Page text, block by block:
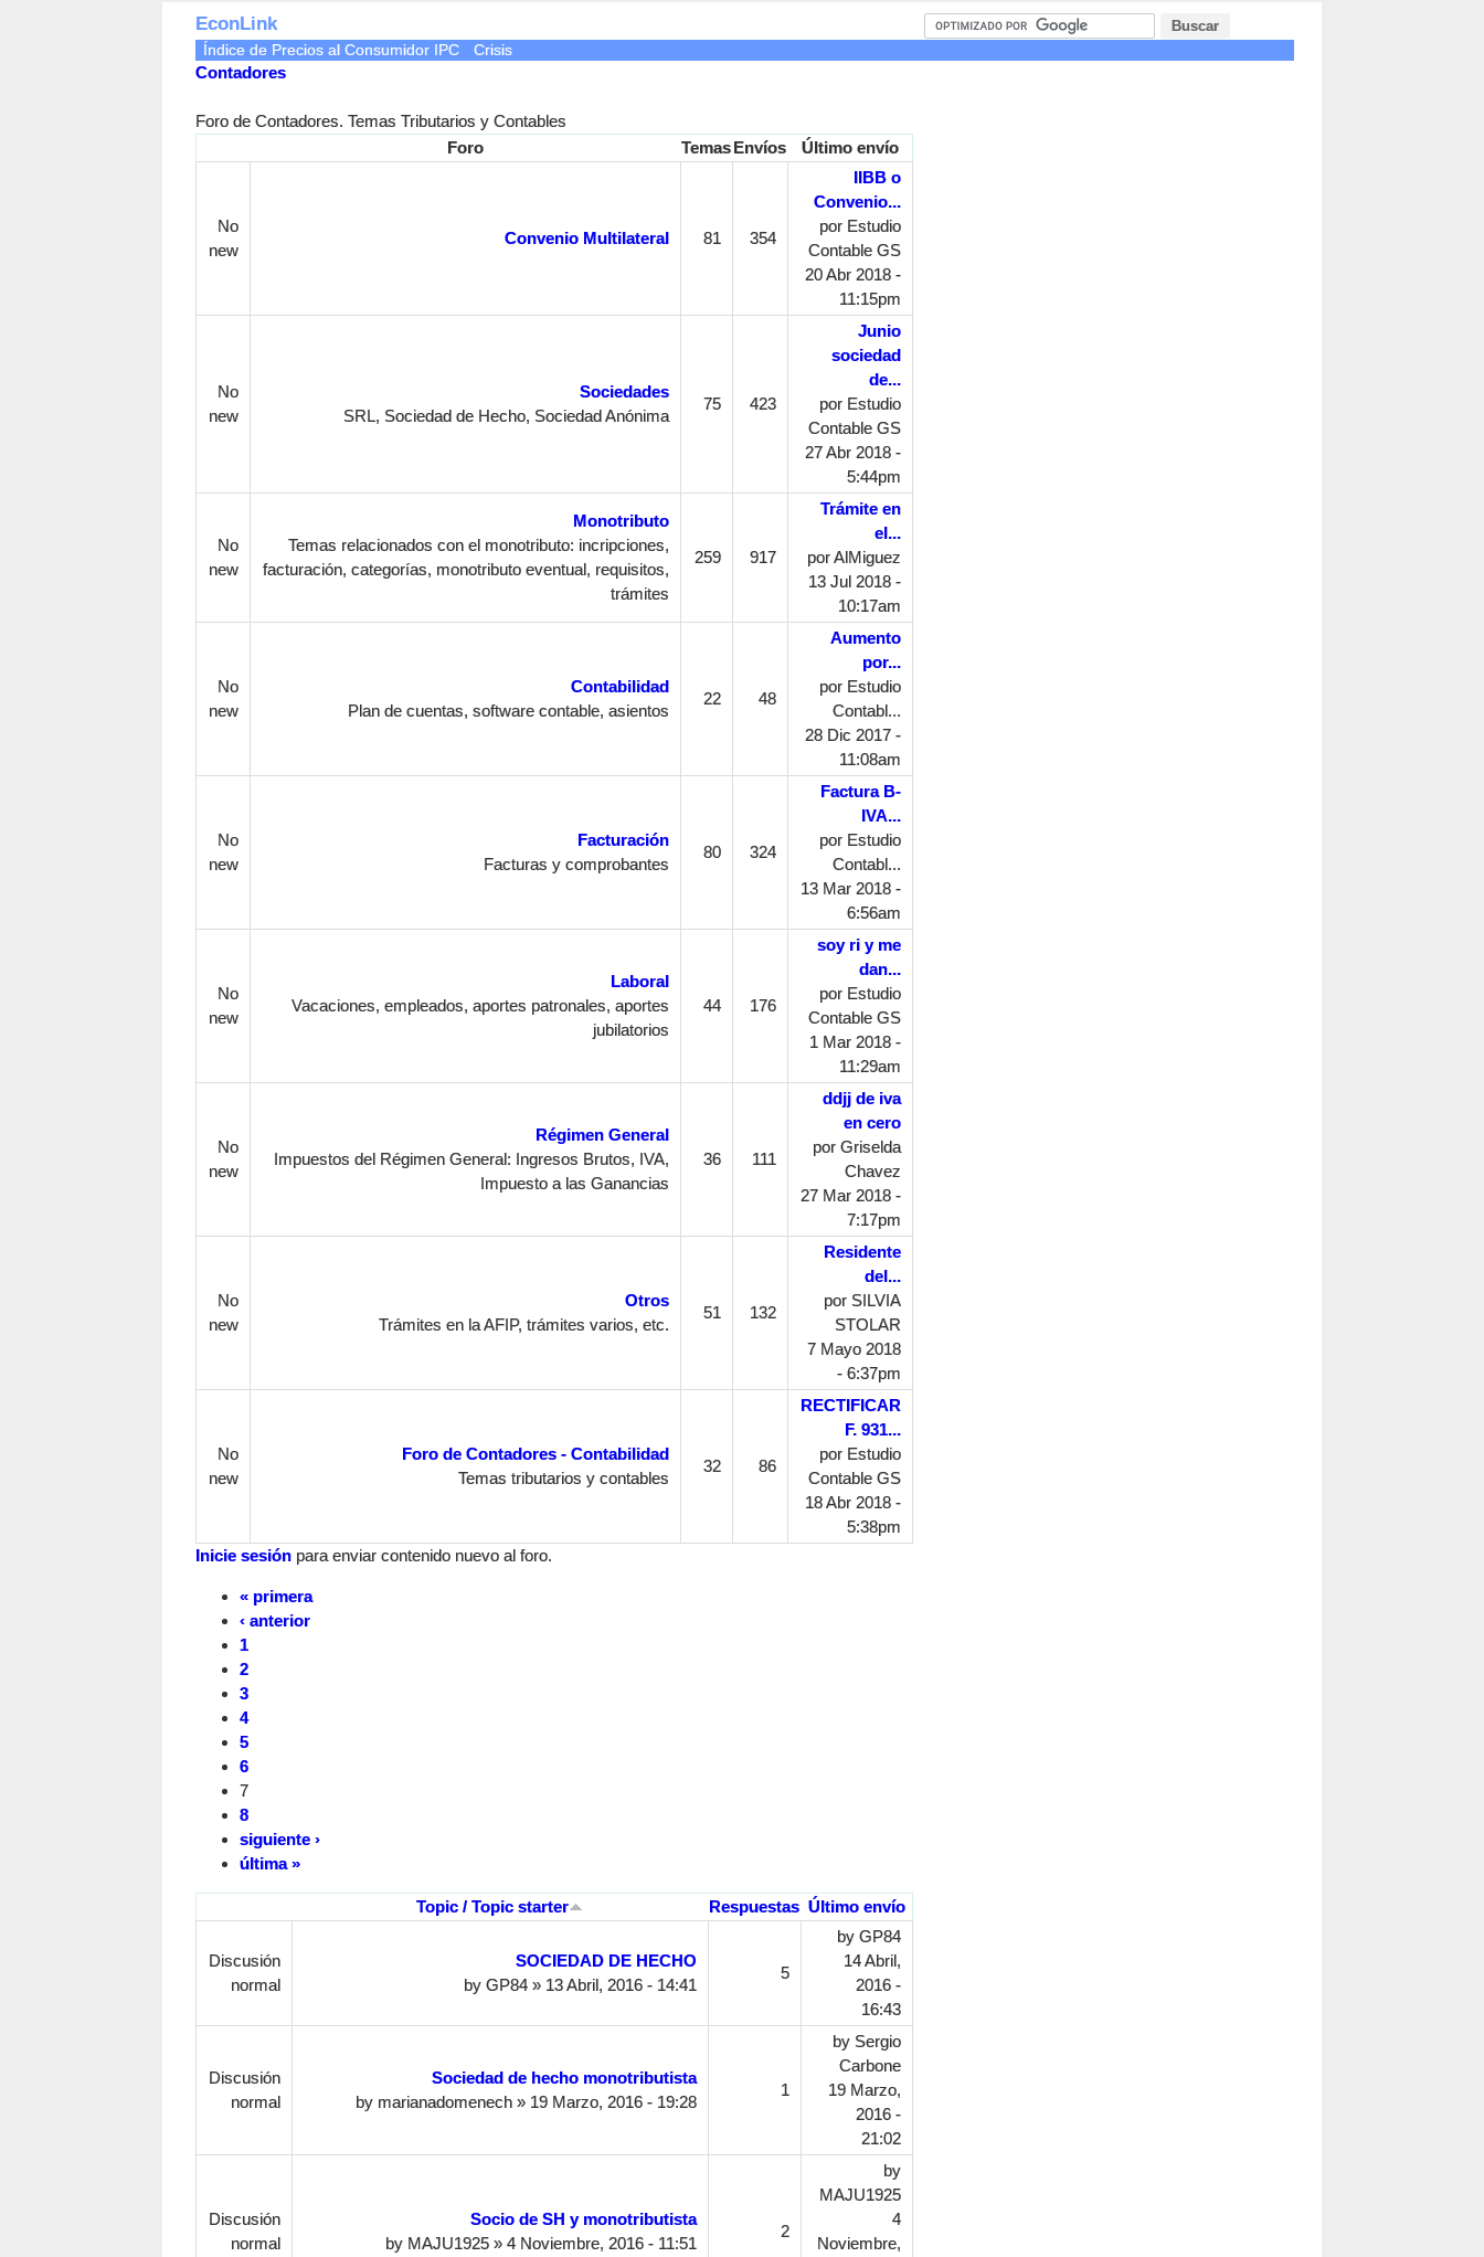
EconLink
Índice de Precios al Consumidor IPC Crisis
Contadores
Foro de Contadores. Temas Tributarios y Contables
Foro
TemasEnvíos Último envío
No
new
Convenio Multilateral 81 354
IIBB o
Convenio...
por Estudio
Contable GS
20 Abr 2018 -
11:15pm
No
new
Sociedades
SRL, Sociedad de Hecho, Sociedad Anónima
75 423
Junio
sociedad
de...
por Estudio
Contable GS
27 Abr 2018 -
5:44pm
No
new
Monotributo
Temas relacionados con el monotributo: incripciones,
facturación, categorías, monotributo eventual, requisitos,
trámites
259 917
Trámite en
el...
porAlMiguez
13 Jul 2018 -
10:17am
No
new
Contabilidad
Plan de cuentas, software contable, asientos
22 48
Aumento
por...
por Estudio
Contabl...
28 Dic 2017 -
11:08am
No
new
Facturación
Facturas y comprobantes
80 324
Factura B-
IVA...
por Estudio
Contabl...
13 Mar 2018 -
6:56am
No
new
Laboral
Vacaciones, empleados, aportes patronales, aportes
jubilatorios
44 176
soy ri y me
dan...
por Estudio
Contable GS
1 Mar 2018 -
11:29am
No
new
Régimen General
Impuestos del Régimen General: Ingresos Brutos, IVA,
Impuesto a las Ganancias
36 111
ddjj de iva
en cero
por Griselda
Chavez
27 Mar 2018 -
7:17pm
No
new
Otros
Trámites en la AFIP, trámites varios, etc.
51 132
Residente
del...
por SILVIA
STOLAR
7 Mayo 2018
- 6:37pm
No
new
Foro de Contadores - Contabilidad
Temas tributarios y contables
32 86
RECTIFICAR
F. 931...
por Estudio
Contable GS
18 Abr 2018 -
5:38pm
Inicie sesión para enviar contenido nuevo al foro.
« primera
‹ anterior
1
2
3
4
5
6
7
8
siguiente ›
última »
Topic / Topic starter Respuestas Último envío
Discusión
normal
SOCIEDAD DE HECHO
by GP84» 13 Abril, 2016 - 14:41
5
by GP84
14 Abril,
2016 -
16:43
Discusión
normal
Sociedad de hecho monotributista
by marianadomenech» 19 Marzo, 2016 - 19:28
1
by Sergio
Carbone
19 Marzo,
2016 -
21:02
Discusión
normal
Socio de SH y monotributista
by MAJU1925» 4 Noviembre, 2016 - 11:51
2
by
MAJU1925
4
Noviembre,